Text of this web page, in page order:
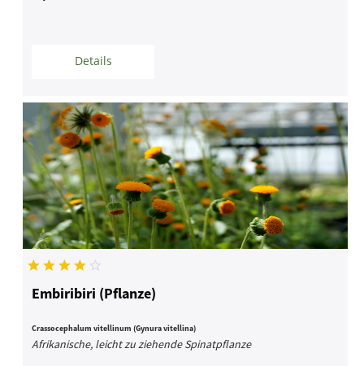
Details
Embiribiri (Pflanze)
Crassocephalum vitellinum (Gynura vitellina)
Afrikanische, leicht zu ziehende Spinatpflanze